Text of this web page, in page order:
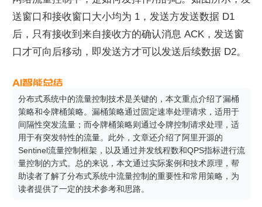
送窗口和接收窗口大小均为 1，发送方发送数据 D1
后，只有接收到来自接收方的确认消息 ACK，发送窗
口才可向后移动，即发送方才可以发送后续数据 D2。
分布式系统中的流量控制技术是关键的，本文重点介绍了漏桶
策略和令牌桶策略。漏桶策略通过固定速率处理请求，适用于
间隔性突发流量；而令牌桶策略则通过令牌控制请求处理，适
用于有突发特性的流量。此外，文章还介绍了阿里开源的
Sentinel流量控制框架，以及通过并发线程数和QPS指标进行流
量控制的方式。总的来说，本文通过实际案例和技术原理，帮
助读者了解了分布式系统中流量控制的重要性和常用策略，为
读者提供了一定的技术参考和思路。